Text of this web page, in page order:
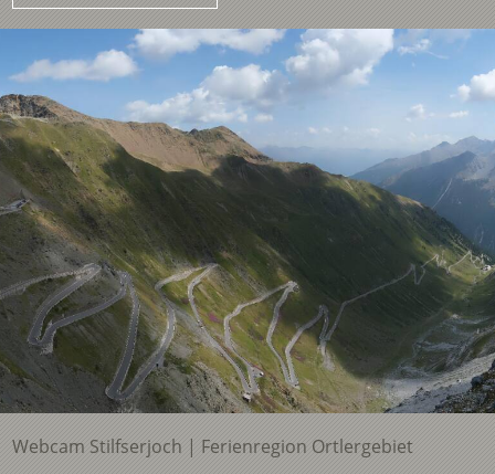
Webcam Stilfserjoch | Ferienregion Ortlergebiet